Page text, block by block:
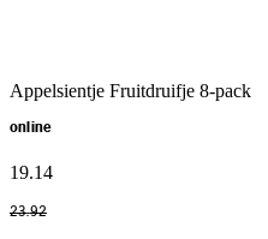
Appelsientje Fruitdruifje 8-pack
online
19.14
23.92